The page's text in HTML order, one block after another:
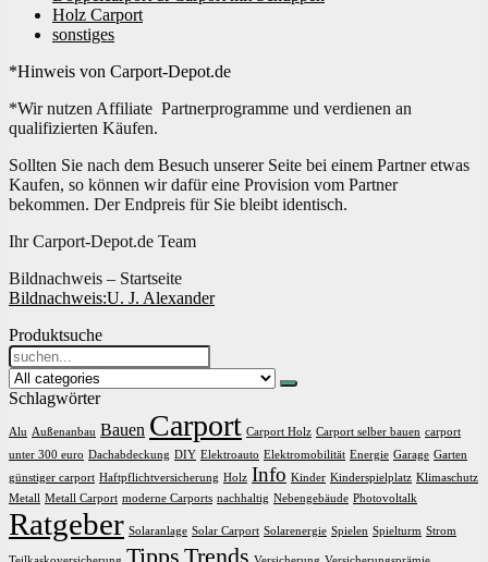
Holz Carport
sonstiges
*Hinweis von Carport-Depot.de
*Wir nutzen Affiliate Partnerprogramme und verdienen an
qualifizierten Käufen.
Sollten Sie nach dem Besuch unserer Seite bei einem Partner etwas
Kaufen, so können wir dafür eine Provision vom Partner
bekommen. Der Endpreis für Sie bleibt identisch.
Ihr Carport-Depot.de Team
Bildnachweis – Startseite
Bildnachweis:U. J. Alexander
Produktsuche
Search
for:
Schlagwörter
Alu Außenanbau Bauen Carport Carport Holz Carport selber bauen carport
unter 300 euro Dachabdeckung DIY Elektroauto Elektromobilität Energie Garage Garten
günstiger carport Haftpflichtversicherung Holz Info Kinder Kinderspielplatz Klimaschutz
Metall Metall Carport moderne Carports nachhaltig Nebengebäude Photovoltalk
Ratgeber Solaranlage Solar Carport Solarenergie Spielen Spielturm Strom
Tipps Trends